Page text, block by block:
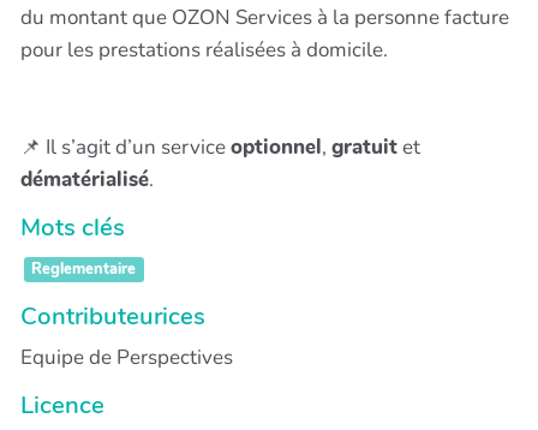
du montant que OZON Services à la personne facture
pour les prestations réalisées à domicile.
📌 Il s’agit d’un serviceoptionnel, gratuitet
dématérialisé.
Mots clés
Reglementaire
Contributeurices
Equipe de Perspectives
Licence